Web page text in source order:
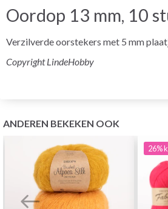
Oordop 13 mm, 10
Verzilverde oorstekers met 5 mm
Copyright LindeHobby
ANDEREN BEKEKEN OOK
26%